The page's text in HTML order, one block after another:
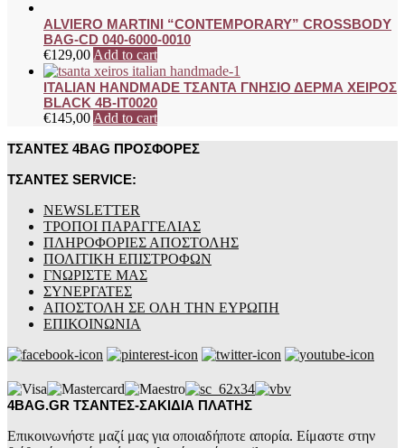
ALVIERO MARTINI “CONTEMPORARY” CROSSBODY
BAG-CD 040-6000-0010
€129,00 Add to cart
ITALIAN HANDMADE ΤΣΑΝΤΑ ΓΝΗΣΙΟ ΔΕΡΜΑ ΧΕΙΡΟΣ
BLACK 4B-IT0020
€145,00 Add to cart
ΤΣΑΝΤΕΣ 4BAG ΠΡΟΣΦΟΡΕΣ
ΤΣΑΝΤΕΣ SERVICE:
NEWSLETTER
ΤΡΟΠΟΙ ΠΑΡΑΓΓΕΛΙΑΣ
ΠΛΗΡΟΦΟΡΙΕΣ ΑΠΟΣΤΟΛΗΣ
ΠΟΛΙΤΙΚΗ ΕΠΙΣΤΡΟΦΩΝ
ΓΝΩΡΙΣΤΕ ΜΑΣ
ΣΥΝΕΡΓΑΤΕΣ
ΑΠΟΣΤΟΛΗ ΣΕ ΟΛΗ ΤΗΝ ΕΥΡΩΠΗ
ΕΠΙΚΟΙΝΩΝΙΑ
4BAG.GR ΤΣΑΝΤΕΣ-ΣΑΚΙΔΙΑ ΠΛΑΤΗΣ
Επικοινωνήστε μαζί μας για οποιαδήποτε απορία. Είμαστε στην